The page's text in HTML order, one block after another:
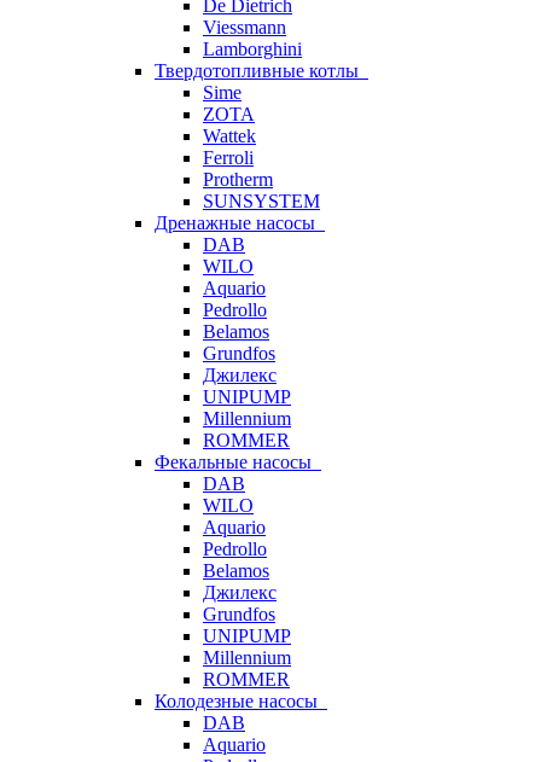
De Dietrich
Viessmann
Lamborghini
Твердотопливные котлы
Sime
ZOTA
Wattek
Ferroli
Protherm
SUNSYSTEM
Дренажные насосы
DAB
WILO
Aquario
Pedrollo
Belamos
Grundfos
Джилекс
UNIPUMP
Millennium
ROMMER
Фекальные насосы
DAB
WILO
Aquario
Pedrollo
Belamos
Джилекс
Grundfos
UNIPUMP
Millennium
ROMMER
Колодезные насосы
DAB
Aquario